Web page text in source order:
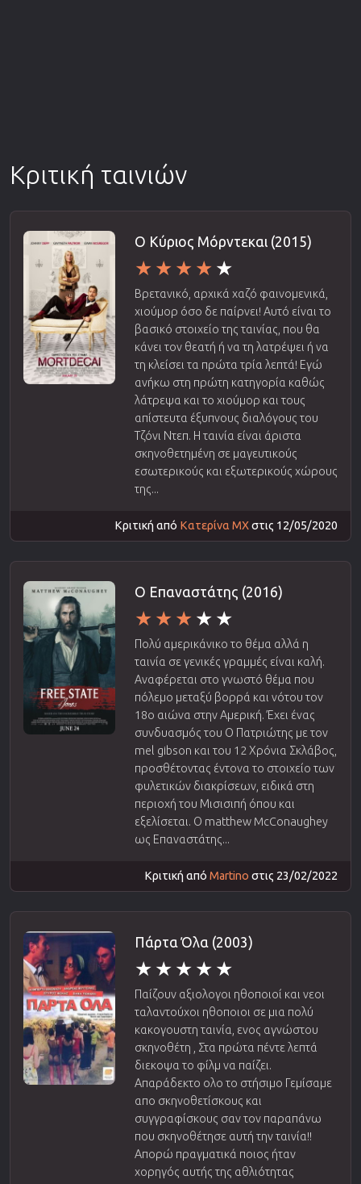
Κριτική ταινιών
Ο Κύριος Μόρντεκαι (2015)
Βρετανικό, αρχικά χαζό φαινομενικά,
χιούμορ όσο δε παίρνει! Αυτό είναι το
βασικό στοιχείο της ταινίας, που θα
κάνει τον θεατή ή να τη λατρέψει ή να
τη κλείσει τα πρώτα τρία λεπτά! Εγώ
ανήκω στη πρώτη κατηγορία καθώς
λάτρεψα και το χιούμορ και τους
απίστευτα έξυπνους διαλόγους του
Τζόνι Ντεπ. Η ταινία είναι άριστα
σκηνοθετημένη σε μαγευτικούς
εσωτερικούς και εξωτερικούς χώρους
της...
Κριτική από Κατερίνα ΜΧστις 12/05/2020
Ο Επαναστάτης (2016)
Πολύ αμερικάνικο το θέμα αλλά η
ταινία σε γενικές γραμμές είναι καλή.
Αναφέρεται στο γνωστό θέμα που
πόλεμο μεταξύ βορρά και νότου τον
18ο αιώνα στην Αμερική. Έχει ένας
συνδυασμός του Ο Πατριώτης με τον
mel gibson και του 12 Χρόνια Σκλάβος,
προσθέτοντας έντονα το στοιχείο των
φυλετικών διακρίσεων, ειδικά στη
περιοχή του Μισισιπή όπου και
εξελίσεται. Ο matthew McConaughey
ως Επαναστάτης...
Κριτική από Martino στις 23/02/2022
Πάρτα Όλα (2003)
Παίζουν αξιολογοι ηθοποιοί και νεοι
ταλαντούχοι ηθοποιοι σε μια πολύ
κακογουστη ταινία, ενος αγνώστου
σκηνοθέτη , Στα πρώτα πέντε λεπτά
διεκοψα το φίλμ να παίζει.
Απαράδεκτο ολο το στήσιμο Γεμίσαμε
απο σκηνοθετίσκους και
συγγραφίσκους σαν τον παραπάνω
που σκηνοθέτησε αυτή την ταινία!!
Απορώ πραγματικά ποιος ήταν
χορηγός αυτής της αθλιότητας